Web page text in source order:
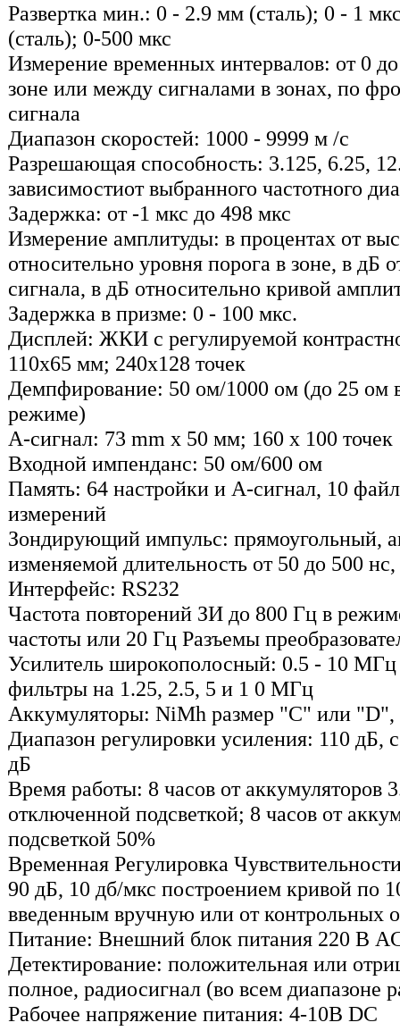
Развертка мин.: 0 - 2.9 мм (сталь); 0 - 1
(сталь); 0-500 мкс
Измерение временных интервалов: от 0
зоне или между сигналами в зонах, по
сигнала
Диапазон скоростей: 1000 - 9999 м /с
Разрешающая способность: 3.125, 6.25,
зависимостиот выбранного частотного
Задержка: от -1 мкс до 498 мкс
Измерение амплитуды: в процентах от
относительно уровня порога в зоне, в дБ
сигнала, в дБ относительно кривой
Задержка в призме: 0 - 100 мкс.
Дисплей: ЖКИ с регулируемой
110х65 мм; 240x128 точек
Демпфирование: 50 ом/1000 ом (до 25 ом
режиме)
А-сигнал: 73 mm x 50 мм; 160 x 100 точек
Входной импенданс: 50 ом/600 ом
Память: 64 настройки и А-сигнал, 10
измерений
Зондирующий импульс: прямоугольный,
изменяемой длительность от 50 до 500
Интерфейс: RS232
Частота повторений ЗИ до 800 Гц в
частоты или 20 Гц Разъемы
Усилитель широкополосный: 0.5 - 10
фильтры на 1.25, 2.5, 5 и 1 0 МГц
Аккумуляторы: NiMh размер "C" или "D",
Диапазон регулировки усиления: 110 дБ,
дБ
Время работы: 8 часов от аккумуляторов
отключенной подсветкой; 8 часов от
подсветкой 50%
Временная Регулировка
90 дБ, 10 дб/мкс построением кривой по
введенным вручную или от контрольных
Питание: Внешний блок питания 220 В
Детектирование: положительная или
полное, радиосигнал (во всем диапазоне
Рабочее напряжение питания: 4-10В DC